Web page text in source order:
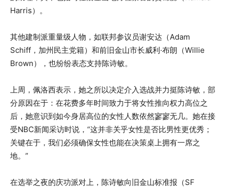
Harris）。
其他建制派重量级人物，如联邦参议员谢安达（Adam
Schiff，加州民主党籍）和前旧金山市长威利·布朗（Willie
Brown），也纷纷表态支持陈诗敏。
上周，佩洛西表示，她之所以决定介入选战并力挺陈诗敏，部
分原因在于：在花费多年时间致力于将女性推向权力高位之
后，她意识到如今身居高位的女性人数依然寥寥无几。她在接
受NBC新闻采访时说，“这并非关乎女性是否比男性更优秀；
关键在于，我们必须确保女性也能在决策桌上拥有一席之
地。”
在选举之夜的庆功派对上，陈诗敏向旧金山标准报（SF